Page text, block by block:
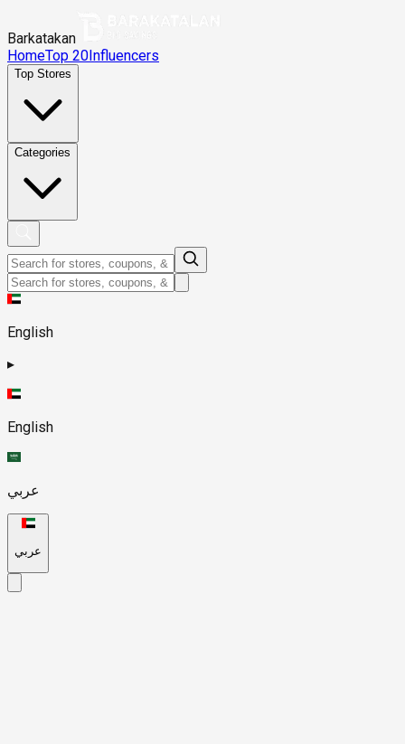
Barkatakan
HomeTop 20Influencers
Top Stores
Categories
English
▸
English
عربي
عربي